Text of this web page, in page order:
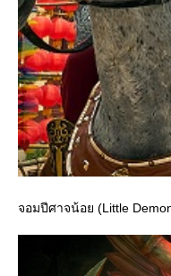
จอมปีศาจน้อย (Little